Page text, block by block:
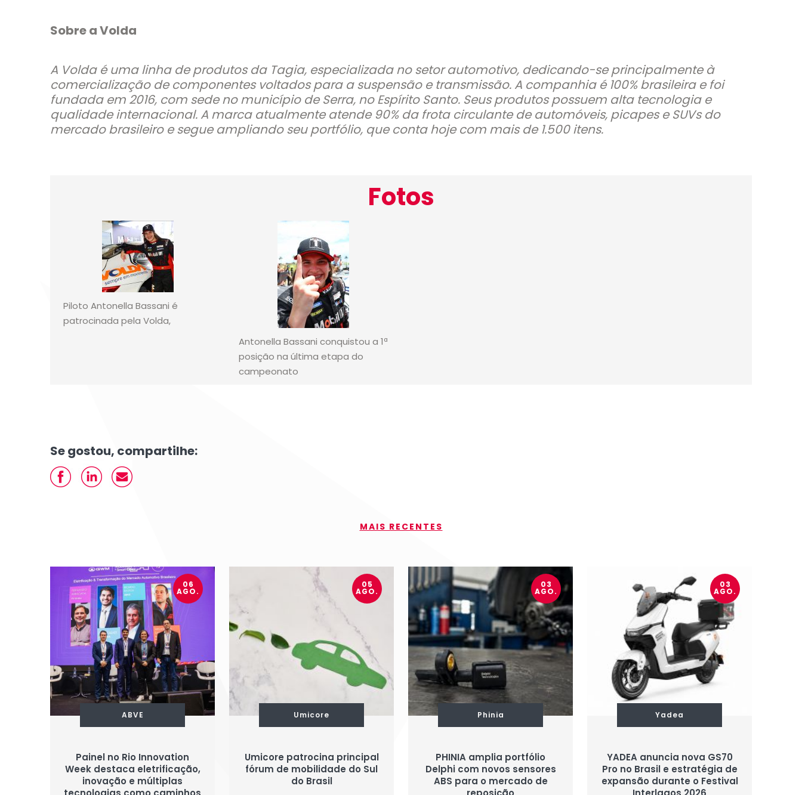
Sobre a Volda
A Volda é uma linha de produtos da Tagia, especializada no setor automotivo, dedicando-se principalmente à
comercialização de componentes voltados para a suspensão e transmissão. A companhia é 100% brasileira e foi
fundada em 2016, com sede no município de Serra, no Espírito Santo. Seus produtos possuem alta tecnologia e
qualidade internacional. A marca atualmente atende 90% da frota circulante de automóveis, picapes e SUVs do
mercado brasileiro e segue ampliando seu portfólio, que conta hoje com mais de 1.500 itens.
Fotos
Piloto Antonella Bassani é
patrocinada pela Volda,
Antonella Bassani conquistou a 1ª
posição na última etapa do
campeonato
Se gostou, compartilhe:
MAIS RECENTES
06
AGO.
ABVE
Painel no Rio Innovation
Week destaca eletrificação,
inovação e múltiplas
05
AGO.
Umicore
Umicore patrocina principal
fórum de mobilidade do Sul
do Brasil
03
AGO.
Phinia
PHINIA amplia portfólio
Delphi com novos sensores
ABS para o mercado de
03
AGO.
Yadea
YADEA anuncia nova GS70
Pro no Brasil e estratégia de
expansão durante o Festival